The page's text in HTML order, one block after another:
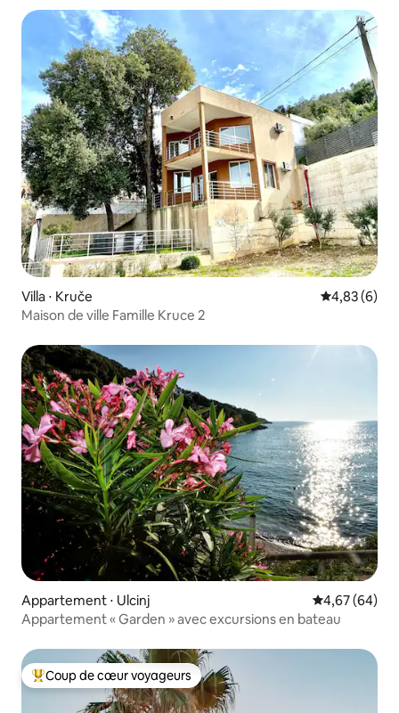
Villa ⋅ Kruče Évaluation
4,83 (6)
Maison de ville Famille Kruce 2
Appartement ⋅ Ulcinj Évaluation
4,67 (64)
Appartement « Garden » avec excursions en bateau
Coups de cœur voyageurs les plus appréciés
Coup de cœur voyageurs